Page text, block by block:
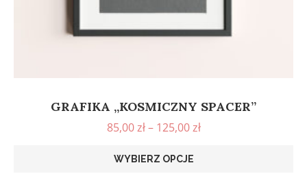
GRAFIKA „KOSMICZNY SPACER”
85,00zł– 125,00zł
WYBIERZ OPCJE